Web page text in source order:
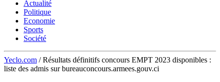
Actualité
Politique
Economie
Sports
Société
Yeclo.com / Résultats définitifs concours EMPT 2023 disponibles :
liste des admis sur bureauconcours.armees.gouv.ci